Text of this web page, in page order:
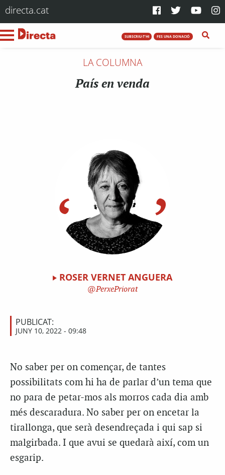
directa.cat
SUBSCRIU-T'HI FES UNA DONACIÓ
LA COLUMNA
País en venda
ROSER VERNET ANGUERA
PerxePriorat
PUBLICAT:
JUNY 10, 2022 - 09:48
No saber per on començar, de tantes
possibilitats com hi ha de parlar d’un tema que
no para de petar-mos als morros cada dia amb
més descaradura. No saber per on encetar la
tirallonga, que serà desendreçada i qui sap si
malgirbada. I que avui se quedarà així, com un
esgarip.